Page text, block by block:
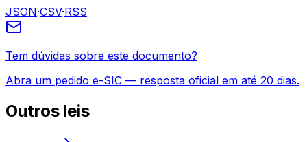
JSON·CSV·RSS
Tem dúvidas sobre este documento?
Abra um pedido e-SIC — resposta oficial em até 20 dias.
Outros leis